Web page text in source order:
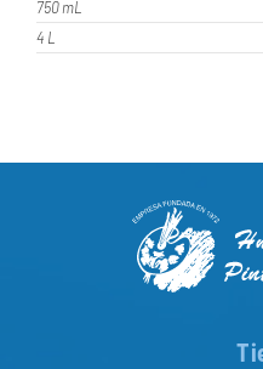
750 mL
4 L